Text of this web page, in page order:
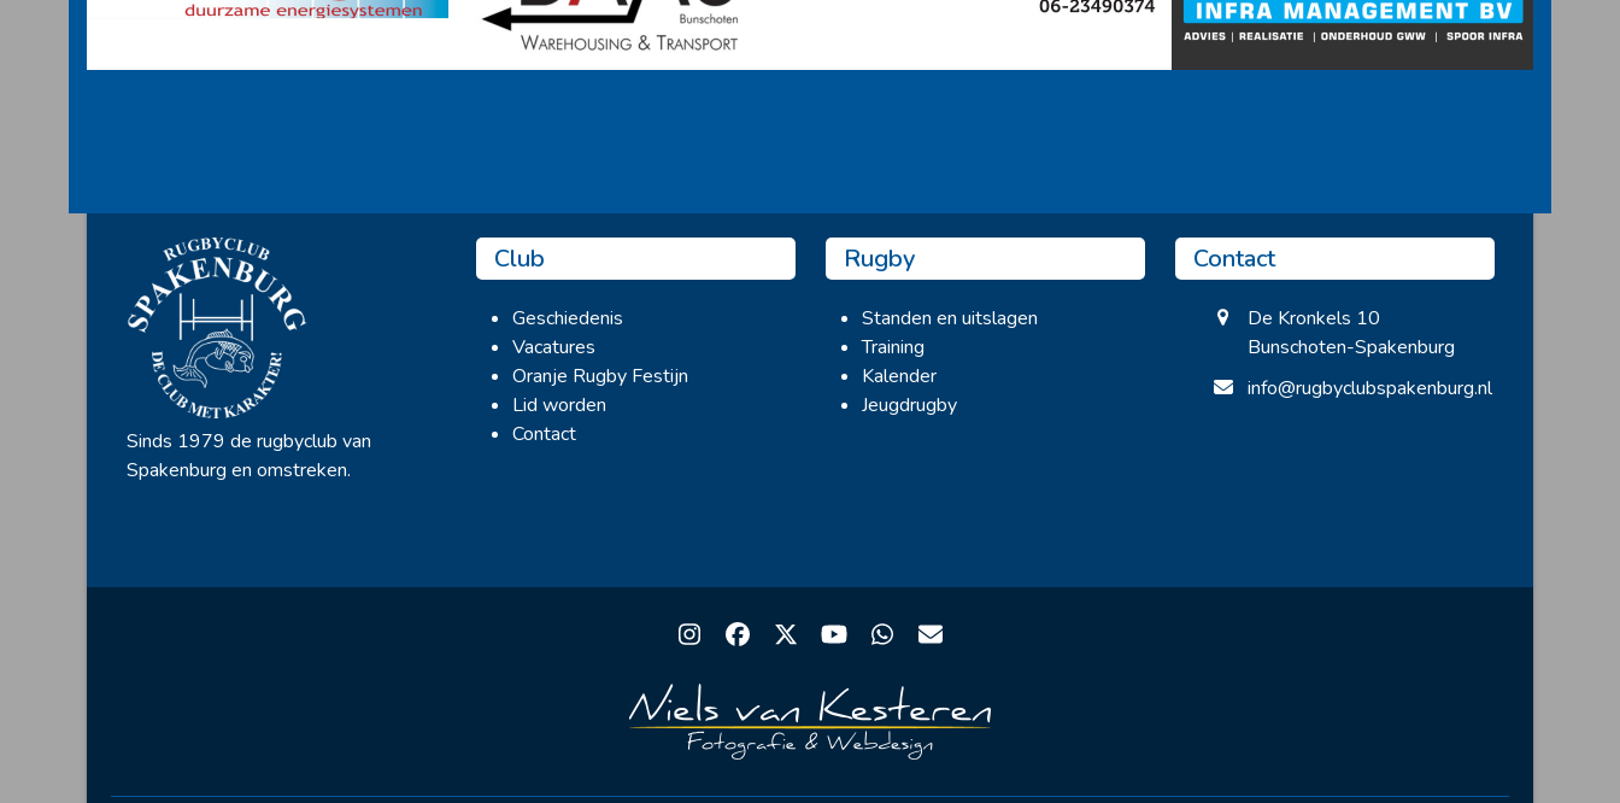
Sinds 1979 de rugbyclub van
Spakenburg en omstreken.
Club
Geschiedenis
Vacatures
Oranje Rugby Festijn
Lid worden
Contact
Rugby
Standen en uitslagen
Training
Kalender
Jeugdrugby
Contact
De Kronkels 10
Bunschoten-Spakenburg
info@rugbyclubspakenburg.nl
Instagram
Facebook
TwitterYouTubeWhatsapp
Email